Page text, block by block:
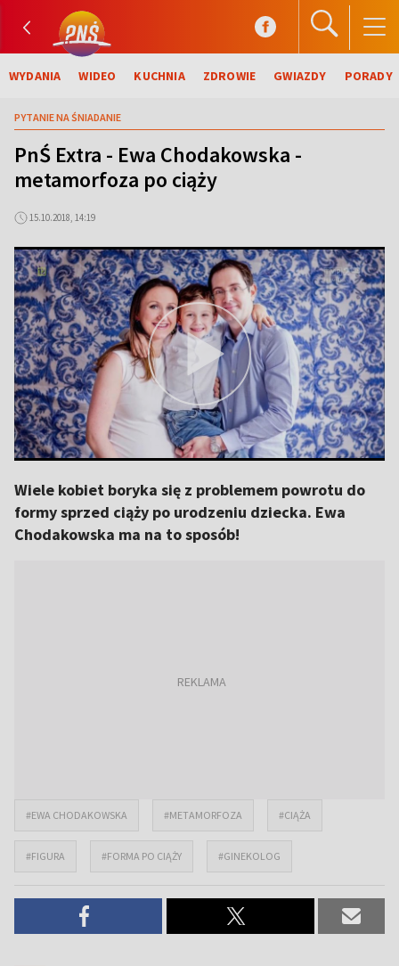
WYDANIA WIDEO KUCHNIA ZDROWIE GWIAZDY PORADY
PYTANIE NA ŚNIADANIE
PnŚ Extra - Ewa Chodakowska -
metamorfoza po ciąży
15.10.2018, 14:19
Wiele kobiet boryka się z problemem powrotu do
formy sprzed ciąży po urodzeniu dziecka. Ewa
Chodakowska ma na to sposób!
#EWA CHODAKOWSKA #METAMORFOZA #CIĄŻA
#FIGURA #FORMA PO CIĄŻY #GINEKOLOG